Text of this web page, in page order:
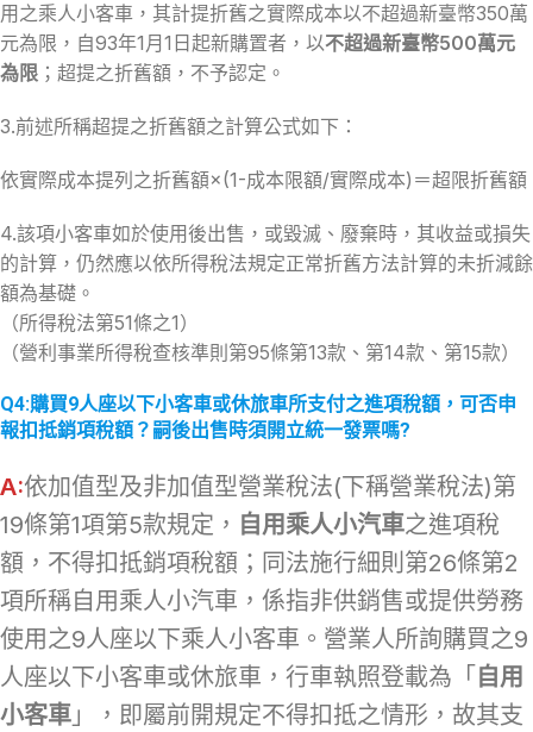
用之乘人小客車，其計提折舊之實際成本以不超過新臺幣350萬
元為限，自93年1月1日起新購置者，以不超過新臺幣500萬元
為限 ；超提之折舊額，不予認定。
3.前述所稱超提之折舊額之計算公式如下：
依實際成本提列之折舊額×(1-成本限額/實際成本)＝超限折舊額
4.該項小客車如於使用後出售，或毀滅、廢棄時，其收益或損失
的計算，仍然應以依所得稅法規定正常折舊方法計算的未折減餘
額為基礎。
（所得稅法第51條之1）
（營利事業所得稅查核準則第95條第13款、第14款、第15款）
Q4:購買9人座以下小客車或休旅車所支付之進項稅額，可否申
報扣抵銷項稅額？嗣後出售時須開立統一發票嗎?
A:依加值型及非加值型營業稅法(下稱營業稅法)第
19條第1項第5款規定， 自用乘人小汽車之進項稅
額，不得扣抵銷項稅額；同法施行細則第26條第2
項所稱自用乘人小汽車，係指非供銷售或提供勞務
使用之9人座以下乘人小客車。營業人所詢購買之9
人座以下小客車或休旅車，行車執照登載為「 自用
小客車 」，即屬前開規定不得扣抵之情形，故其支